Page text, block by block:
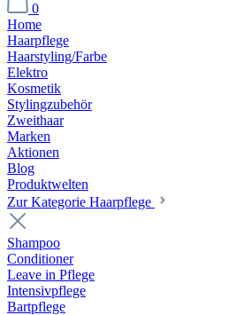
0
Home
Haarpflege
Haarstyling/Farbe
Elektro
Kosmetik
Stylingzubehör
Zweithaar
Marken
Aktionen
Blog
Produktwelten
Zur Kategorie Haarpflege
Shampoo
Conditioner
Leave in Pflege
Intensivpflege
Bartpflege